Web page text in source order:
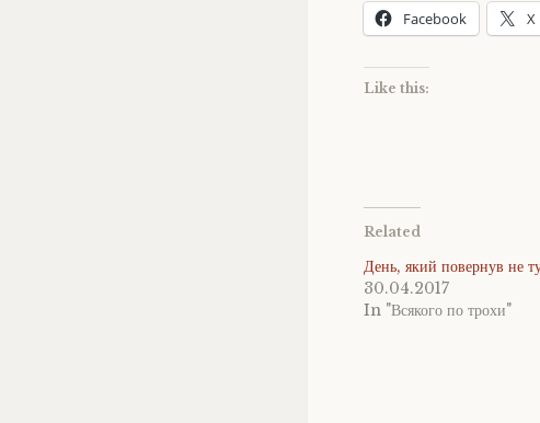
Facebook X
Like this:
Related
День, який повернув не
30.04.2017
In "Всякого по трохи"